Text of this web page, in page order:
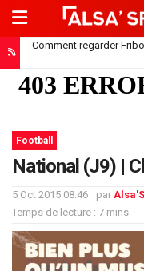
Comment regarder
Jørgensen est à
Football
National (J9) |
5 Oct 2015 08:46 par
Temps de lecture : 7 mins